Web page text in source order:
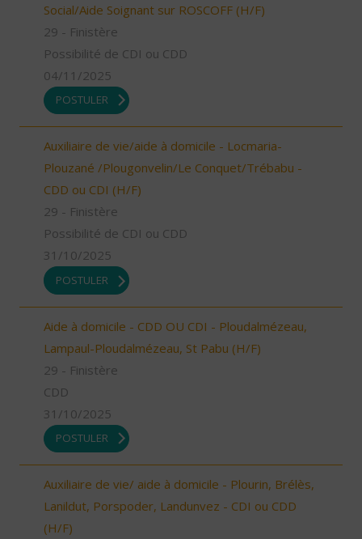
Social/Aide Soignant sur ROSCOFF (H/F)
29 - Finistère
Possibilité de CDI ou CDD
04/11/2025
POSTULER
Auxiliaire de vie/aide à domicile - Locmaria-
Plouzané /Plougonvelin/Le Conquet/Trébabu -
CDD ou CDI (H/F)
29 - Finistère
Possibilité de CDI ou CDD
31/10/2025
POSTULER
Aide à domicile - CDD OU CDI - Ploudalmézeau,
Lampaul-Ploudalmézeau, St Pabu (H/F)
29 - Finistère
CDD
31/10/2025
POSTULER
Auxiliaire de vie/ aide à domicile - Plourin, Brélès,
Lanildut, Porspoder, Landunvez - CDI ou CDD
(H/F)